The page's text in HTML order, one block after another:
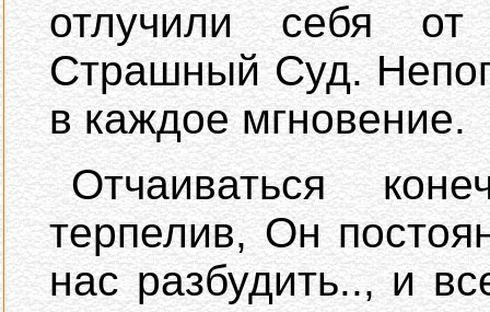
отлучили себя
Страшный Суд.
в каждое мгновение.
Отчаиваться
терпелив, Он
нас разбудить.., и